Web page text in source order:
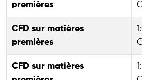
premières
CFD sur matières
premières
CFD sur matières